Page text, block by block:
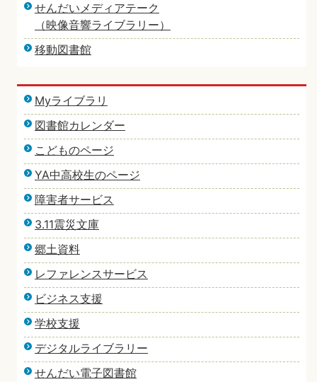
せんだいメディアテーク
（映像音響ライブラリー）
移動図書館
Myライブラリ
図書館カレンダー
こどものページ
YA中高校生のページ
障害者サービス
3.11震災文庫
郷土資料
レファレンスサービス
ビジネス支援
学校支援
デジタルライブラリー
せんだい電子図書館